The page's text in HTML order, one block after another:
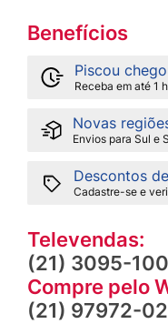
Benefícios
Piscou
Receba em até 1
Novas
Envios para Sul e
Descontos
Cadastre-se e
Televendas:
(21) 3095-
Compre pelo
(21) 97972-